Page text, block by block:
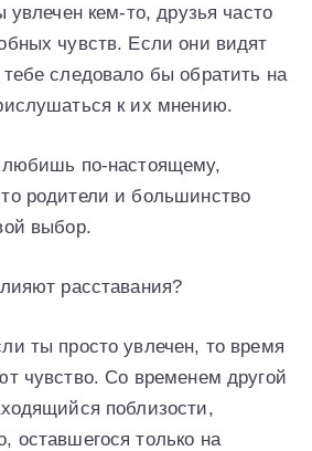
увлечен кем-то, друзья часто
чувств. Если они видят
следовало бы обратить на
к их мнению.
по-настоящему,
родители и большинство
выбор.
расставания?
ты просто увлечен, то время
чувство. Со временем другой
поблизости,
оставшегося только на